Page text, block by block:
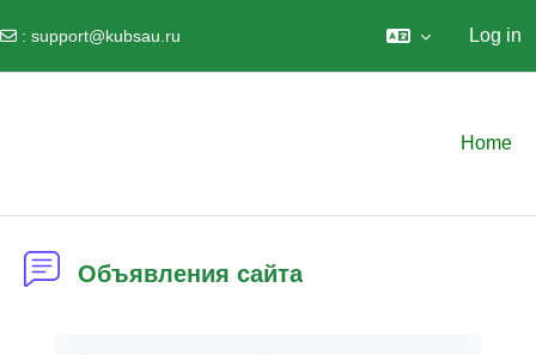
: support@kubsau.ru Log in
Home
Объявления сайта